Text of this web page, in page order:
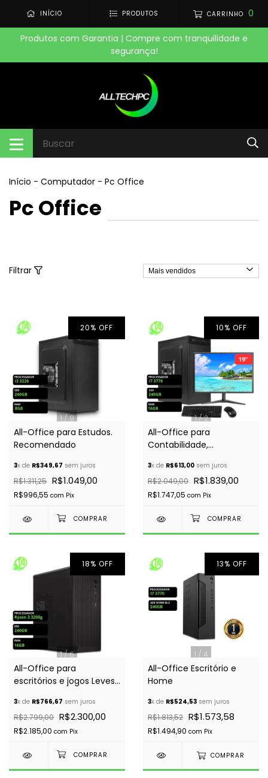
INÍCIO PRODUTOS CARRINHO 0
Produtos com Garantia | Compre com tranquilidade e
segurança!
Início - Computador - Pc Office
Pc Office
Filtrar
1/9
20% OFF
All-Office para Estudos.
Recomendado
3x de R$349,67 sem juros
R$1.311,25 R$1.049,00
R$996,55 com Pix
1/2
10% OFF
All-Office para
Contabilidade,
Recomendado
3x de R$613,00 sem juros
R$2.049,00 R$1.839,00
R$1.747,05 com Pix
1/6
18% OFF
All-Office para
escritórios e jogos Leves.
3x de R$766,67 sem juros
R$2.799,00 R$2.300,00
R$2.185,00 com Pix
1 / 4
13% OFF
All-Office Escritório e
Home
3x de R$524,53 sem juros
R$1.813,52 R$1.573,58
R$1.494,90 com Pix
COMPRAR